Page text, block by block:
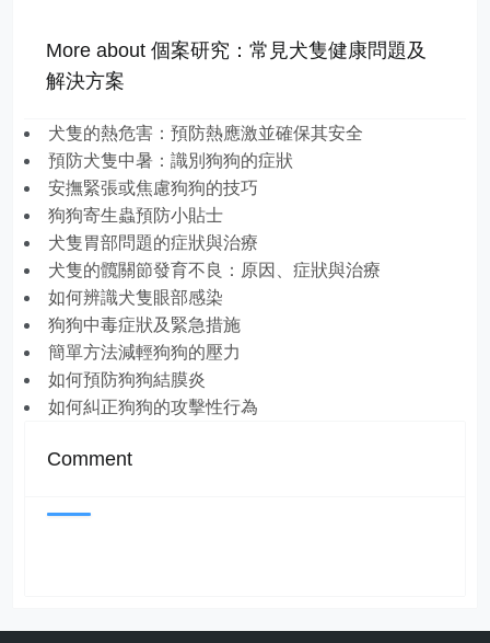
More about 個案研究：常見犬隻健康問題及
解決方案
犬隻的熱危害：預防熱應激並確保其安全
預防犬隻中暑：識別狗狗的症狀
安撫緊張或焦慮狗狗的技巧
狗狗寄生蟲預防小貼士
犬隻胃部問題的症狀與治療
犬隻的髖關節發育不良：原因、症狀與治療
如何辨識犬隻眼部感染
狗狗中毒症狀及緊急措施
簡單方法減輕狗狗的壓力
如何預防狗狗結膜炎
如何糾正狗狗的攻擊性行為
Comment